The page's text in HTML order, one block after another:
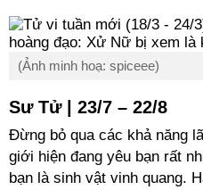
(Ảnh minh hoạ: spiceee)
Sư Tử | 23/7 – 22/8
Đừng bỏ qua các khả năng
giới hiện đang yêu bạn rất
bạn là sinh vật vinh quang.